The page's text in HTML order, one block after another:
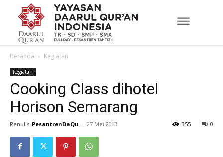
Beranda Kegiatan
Kegiatan
Cooking Class dihotel
Horison Semarang
Penulis PesantrenDaQu - 27 Mei 2013 0
355